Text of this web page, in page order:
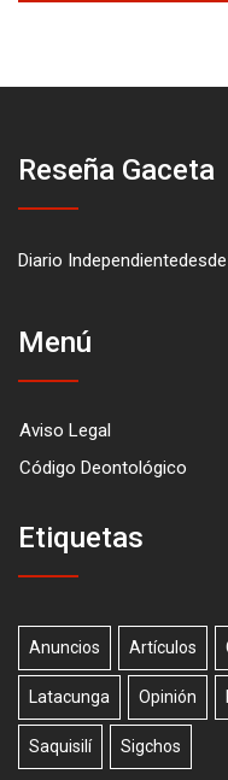
Reseña Gaceta
Diario Independientedesde
Menú
Aviso Legal
Código Deontológico
Etiquetas
Anuncios Artículos
Latacunga Opinión
Saquisilí Sigchos